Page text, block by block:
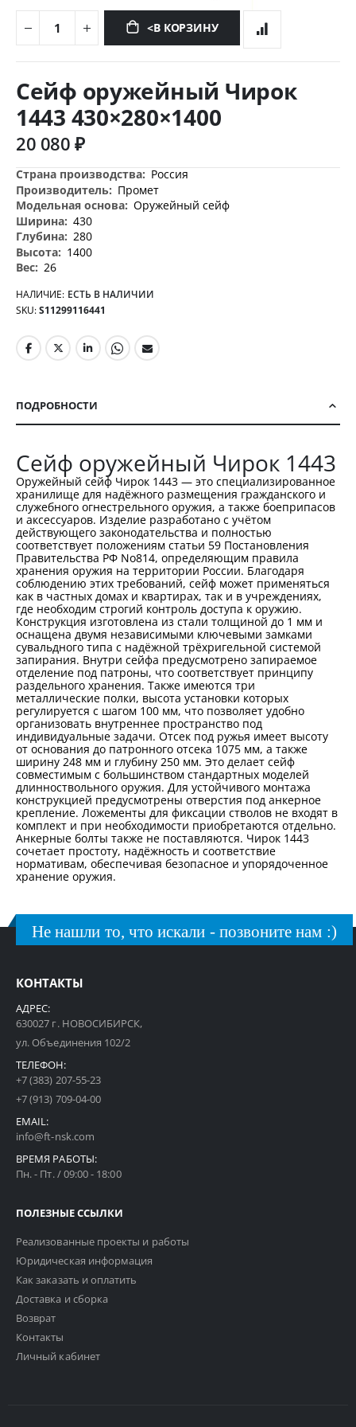
<В КОРЗИНУ
началу
изображений
Сейф оружейный Чирок
1443 430×280×1400
20 080 ₽
Дополнительная
информация
Россия
Промет
Оружейный сейф
430
280
1400
26
НАЛИЧИЕ: ЕСТЬ В НАЛИЧИИ
SKU S11299116441
ПОДРОБНОСТИ
Сейф оружейный Чирок 1443
Оружейный сейф Чирок 1443 — это специализированное
хранилище для надёжного размещения гражданского и
служебного огнестрельного оружия, а также боеприпасов
и аксессуаров. Изделие разработано с учётом
действующего законодательства и полностью
соответствует положениям статьи 59 Постановления
Правительства РФ No814, определяющим правила
хранения оружия на территории России. Благодаря
соблюдению этих требований, сейф может применяться
как в частных домах и квартирах, так и в учреждениях,
где необходим строгий контроль доступа к оружию.
Конструкция изготовлена из стали толщиной до 1 мм и
оснащена двумя независимыми ключевыми замками
сувальдного типа с надёжной трёхригельной системой
запирания. Внутри сейфа предусмотрено запираемое
отделение под патроны, что соответствует принципу
раздельного хранения. Также имеются три
металлические полки, высота установки которых
регулируется с шагом 100 мм, что позволяет удобно
организовать внутреннее пространство под
индивидуальные задачи. Отсек под ружья имеет высоту
от основания до патронного отсека 1075 мм, а также
ширину 248 мм и глубину 250 мм. Это делает сейф
совместимым с большинством стандартных моделей
длинноствольного оружия. Для устойчивого монтажа
конструкцией предусмотрены отверстия под анкерное
крепление. Ложементы для фиксации стволов не входят в
комплект и при необходимости приобретаются отдельно.
Анкерные болты также не поставляются. Чирок 1443
сочетает простоту, надёжность и соответствие
нормативам, обеспечивая безопасное и упорядоченное
хранение оружия.
Не нашли то, что искали - позвоните нам :)
КОНТАКТЫ
АДРЕС:
630027 г. НОВОСИБИРСК,
ул. Объединения 102/2
ТЕЛЕФОН:
+7 (383) 207-55-23
+7 (913) 709-04-00
EMAIL:
info@ft-nsk.com
ВРЕМЯ РАБОТЫ:
Пн. - Пт. / 09:00 - 18:00
ПОЛЕЗНЫЕ ССЫЛКИ
Реализованные проекты и работы
Юридическая информация
Как заказать и оплатить
Доставка и сборка
Возврат
Контакты
Личный кабинет